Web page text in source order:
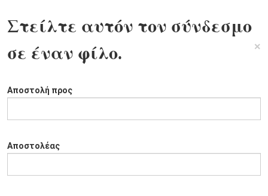
Στείλτε αυτόν τον σύνδεσμο
σε έναν φίλο.
×
Αποστολή προς
Αποστολέας